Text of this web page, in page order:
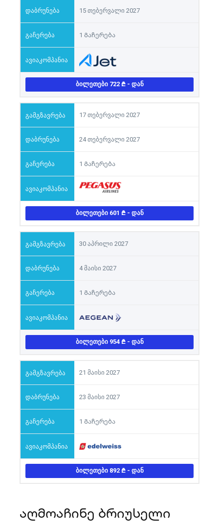
15 თებერვალი 2027
1 Გაჩერება
ᲑᲘᲚᲔᲗᲔᲑᲘ 722 - ᲓᲐᲜ
17 თებერვალი 2027
24 თებერვალი 2027
1 Გაჩერება
ᲑᲘᲚᲔᲗᲔᲑᲘ 601 - ᲓᲐᲜ
30 აპრილი 2027
4 მაისი 2027
1 Გაჩერება
ᲑᲘᲚᲔᲗᲔᲑᲘ 954 - ᲓᲐᲜ
21 მაისი 2027
23 მაისი 2027
1 Გაჩერება
ᲑᲘᲚᲔᲗᲔᲑᲘ 892 - ᲓᲐᲜ
აღმოაჩინე ბრიუსელი